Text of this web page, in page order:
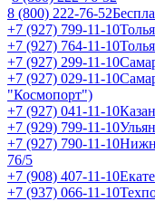
8 (800) 222-76-52
+7 (927) 799-11-10
+7 (927) 764-11-10
+7 (927) 299-11-10
+7 (927) 029-11-10
"Космопорт")
+7 (927) 041-11-10
+7 (929) 799-11-10
+7 (927) 790-11-10
76/5
+7 (908) 407-11-10
+7 (937) 066-11-10